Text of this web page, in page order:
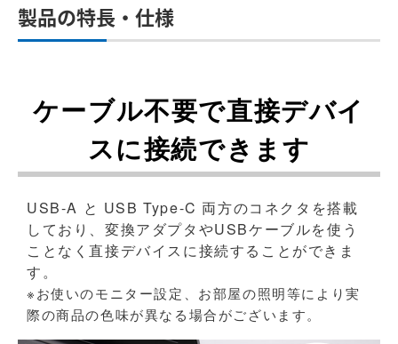
製品の特長・仕様
ケーブル不要で直接デバイ
スに接続できます
USB-A と USB Type-C 両方のコネクタを搭載
しており、変換アダプタやUSBケーブルを使う
ことなく直接デバイスに接続することができま
す。
※お使いのモニター設定、お部屋の照明等により実
際の商品の色味が異なる場合がございます。